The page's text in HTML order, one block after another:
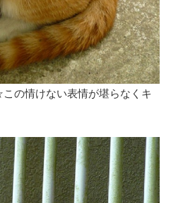
の情けない表情が堪らなくキ